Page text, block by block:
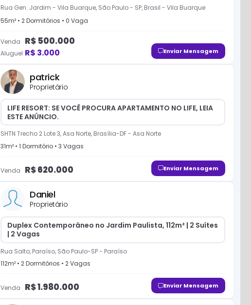
Rua Gen. Jardim - Vila Buarque, São Paulo - SP, Brasil - Vila Buarque
55m² • 2Dormitórios • 0 Vaga
Venda R$ 500.000
Aluguel R$ 3.000 Enviar Mensagem
patrick
Proprietário
LIFE RESORT: SE VOCÊ PROCURA APARTAMENTO NO LIFE, LEIA
ESTE ANÚNCIO.
SHTN Trecho 2 Lote 3, Asa Norte, Brasília-DF- Asa Norte
31m² • 1 Dormitório • 3 Vagas
Venda R$620.000 Enviar Mensagem
Daniel
Proprietário
Duplex Contemporâneo no Jardim Paulista, 112m² | 2 Suítes
| 2 Vagas
Rua Salto, Paraíso, São Paulo-SP- Paraíso
112m² • 2Dormitórios • 2Vagas
Venda R$1.980.000 Enviar Mensagem